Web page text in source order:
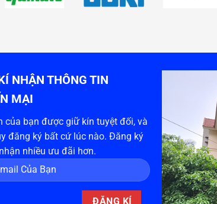
NHẬN THÔNG TIN
MẠI
của bạn được giữ kín tuyệt đối, và
đăng ký bất cứ lúc nào. Đăng ký
nhiều ưu đãi hơn.